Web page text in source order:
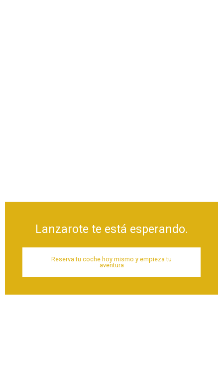
Lanzarote te está esperando.
Reserva tu coche hoy mismo y empieza tu
aventura